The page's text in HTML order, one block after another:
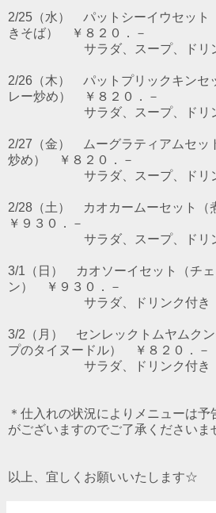
2/25（水） パットシーイウセット
きそば） ￥８２０．－
サラダ、スープ、ドリン
2/26（木） パットプリックキンセ
レー炒め） ￥８２０．－
サラダ、スープ、ドリン
2/27（金） ムーグラティアムセッ
炒め） ￥８２０．－
サラダ、スープ、ドリン
2/28（土） カオカームーセット（
￥９３０．－
サラダ、スープ、ドリン
3/1（日） カオソーイセット（チェ
ン） ￥９３０．－
サラダ、ドリンク付き
3/2（月） センレックトムヤムク
プのタイヌードル） ￥８２０．－
サラダ、ドリンク付き
＊仕入れの状況によりメニューは予
がございますのでご了承くださいま
以上、宜しくお願いいたします☆